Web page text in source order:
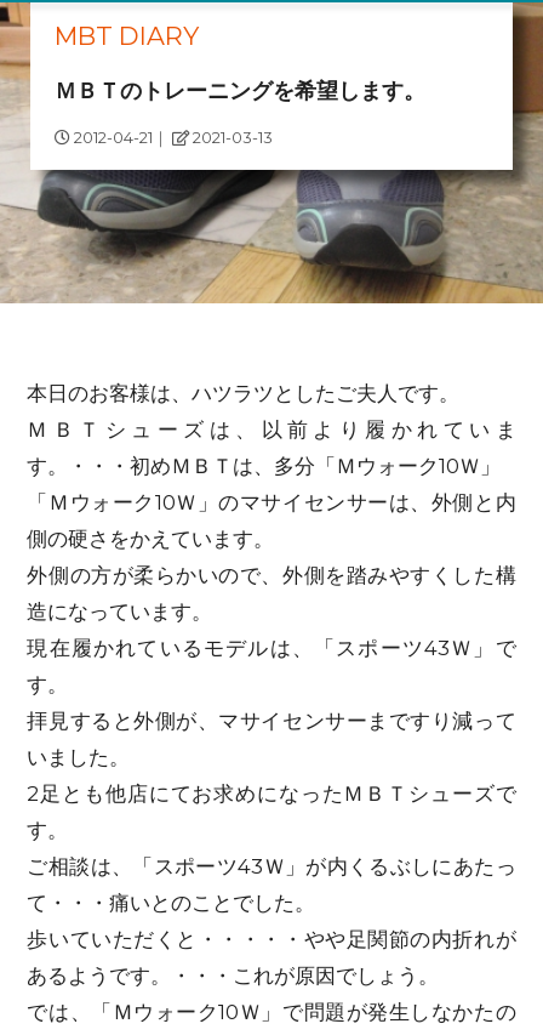
MBT DIARY
ＭＢＴのトレーニングを希望します。
2012-04-21 ｜ 2021-03-13
本日のお客様は、ハツラツとしたご夫人です。
ＭＢＴシューズは、以前より履かれていま
す。・・・初めＭＢＴは、多分「Ｍウォーク10Ｗ」
「Ｍウォーク10Ｗ」のマサイセンサーは、外側と内
側の硬さをかえています。
外側の方が柔らかいので、外側を踏みやすくした構
造になっています。
現在履かれているモデルは、「スポーツ43Ｗ」で
す。
拝見すると外側が、マサイセンサーまですり減って
いました。
2足とも他店にてお求めになったＭＢＴシューズで
す。
ご相談は、「スポーツ43Ｗ」が内くるぶしにあたっ
て・・・痛いとのことでした。
歩いていただくと・・・・・やや足関節の内折れが
あるようです。・・・これが原因でしょう。
では、「Ｍウォーク10Ｗ」で問題が発生しなかたの